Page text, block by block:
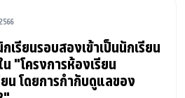
เรียนรอบสองเข้าเป็นนักเรียน
"โครงการห้องเรียน
น โดยการกำกับดูแลของ